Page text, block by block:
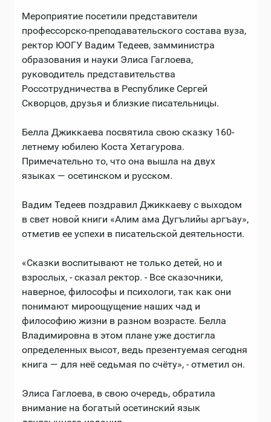
Мероприятие посетили представители
профессорско-преподавательского состава вуза,
ректор ЮОГУ Вадим Тедеев, замминистра
образования и науки Элиса Гаглоева,
руководитель представительства
Россотрудничества в Республике Сергей
Скворцов, друзья и близкие писательницы.
Белла Джиккаева посвятила свою сказку 160-
летнему юбилею Коста Хетагурова.
Примечательно то, что она вышла на двух
языках — осетинском и русском.
Вадим Тедеев поздравил Джиккаеву с выходом
в свет новой книги «Алим ама Дугълийы аргъау»,
отметив ее успехи в писательской деятельности.
«Сказки воспитывают не только детей, но и
взрослых, - сказал ректор. - Все сказочники,
наверное, философы и психологи, так как они
понимают мироощущение наших чад и
философию жизни в разном возрасте. Белла
Владимировна в этом плане уже достигла
определенных высот, ведь презентуемая сегодня
книга — для неё седьмая по счёту», - отметил он.
Элиса Гаглоева, в свою очередь, обратила
внимание на богатый осетинский язык